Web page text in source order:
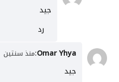
جيد
رد
Omar Yhya
:منذ سنتين
جيد